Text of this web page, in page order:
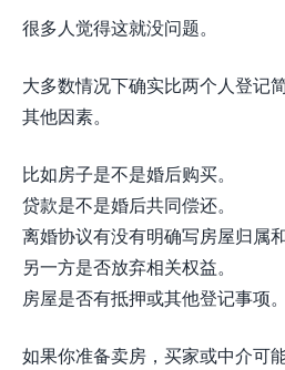
很多人觉得这就没问题。
大多数情况下确实比两个人登记
其他因素。
比如房子是不是婚后购买。
贷款是不是婚后共同偿还。
离婚协议有没有明确写房屋归属
另一方是否放弃相关权益。
房屋是否有抵押或其他登记事项。
如果你准备卖房，买家或中介可